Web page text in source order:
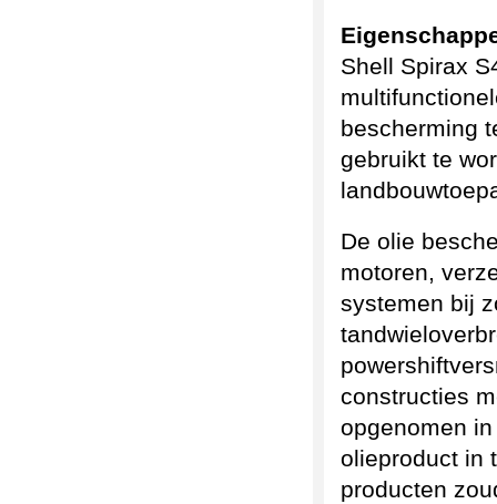
Shell Spirax
bescherming
gebruikt te
De olie
motoren,
systemen bij
constructies
opgenomen
olieproduct in
producten